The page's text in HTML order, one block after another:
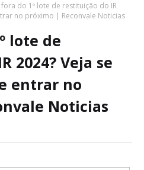
fora do 1º lote de restituição do IR
no próximo | Reconvale Noticias
lote de
2024? Veja se
entrar no
Noticias